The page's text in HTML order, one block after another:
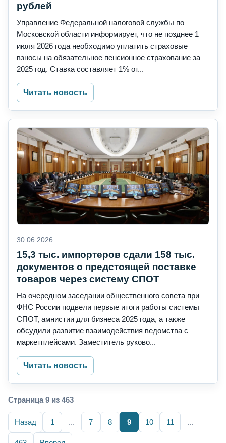
рублей
Управление Федеральной налоговой службы по
Московской области информирует, что не позднее 1
июля 2026 года необходимо уплатить страховые
взносы на обязательное пенсионное страхование за
2025 год. Ставка составляет 1% от...
Читать новость
30.06.2026
15,3 тыс. импортеров сдали 158 тыс.
документов о предстоящей поставке
товаров через систему СПОТ
На очередном заседании общественного совета при
ФНС России подвели первые итоги работы системы
СПОТ, амнистии для бизнеса 2025 года, а также
обсудили развитие взаимодействия ведомства с
маркетплейсами. Заместитель руково...
Читать новость
Страница 9 из 463
Назад 1 ... 7 8 9 10 11 ...